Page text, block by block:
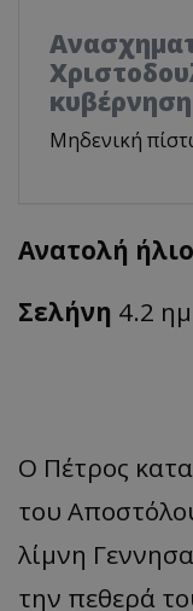
κυβέρνηση
Μηδενική
Ανατολή
Σελήνη 4.2
Ο Πέτρος
του
λίμνη
την πεθερά